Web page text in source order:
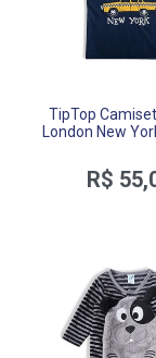
TipTop
London New
R$